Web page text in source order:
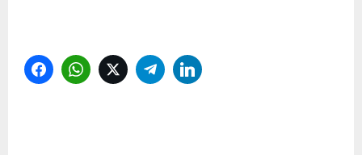
FacebookWhatsAppTwitterTelegram